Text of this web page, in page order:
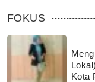
FOKUS
Kota